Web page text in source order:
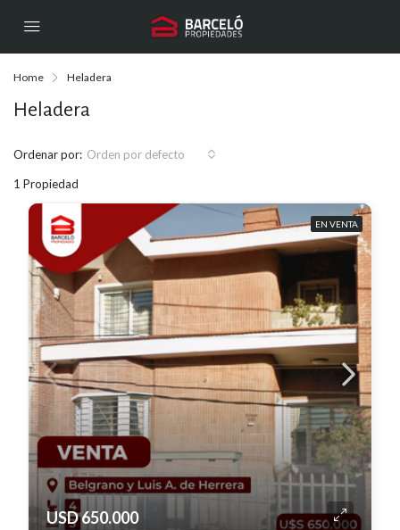
Home Heladera
Heladera
1 Propiedad
Ordenar por: Orden por defecto
EN VENTA
USD 650.000